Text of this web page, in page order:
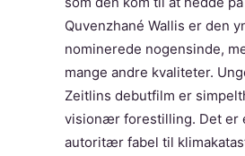
Quvenzhané Wallis er den
nominerede nogensinde,
mange andre kvaliteter.
Zeitlins debutfilm er
visionær forestilling. Det er
autoritær fabel til